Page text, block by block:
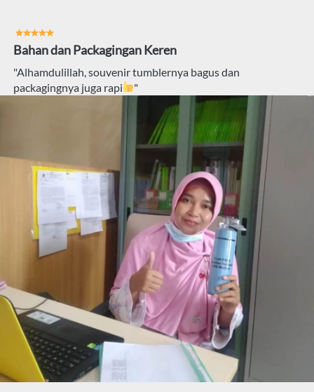
Bahan dan Packagingan Keren
"Alhamdulillah, souvenir tumblernya bagus dan
packagingnya juga rapi
"